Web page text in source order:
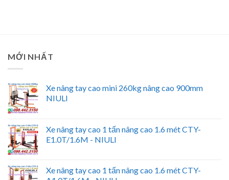
MỚI NHẤT
Xe nâng tay cao mini 260kg nâng cao 900mm
NIULI
Xe nâng tay cao 1 tấn nâng cao 1.6 mét CTY-
E1.0T/1.6M - NIULI
Xe nâng tay cao 1 tấn nâng cao 1.6 mét CTY-